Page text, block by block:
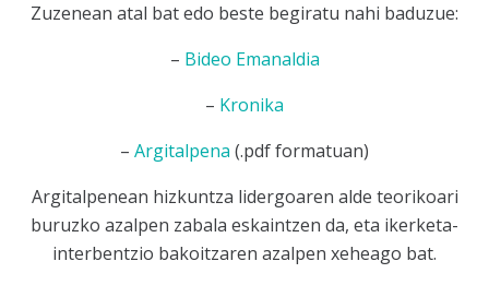
Zuzenean atal bat edo beste begiratu nahi baduzue:
– Bideo Emanaldia
– Kronika
– Argitalpena (.pdf formatuan)
Argitalpenean hizkuntza lidergoaren alde teorikoari
buruzko azalpen zabala eskaintzen da, eta ikerketa-
interbentzio bakoitzaren azalpen xeheago bat.